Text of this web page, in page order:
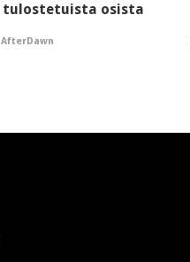
tulostetuista osista
AfterDawn